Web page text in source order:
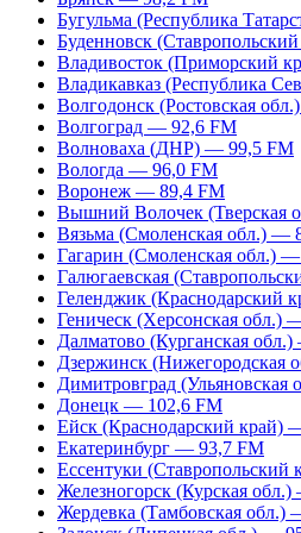
Бугульма (Республика
Буденновск
Владивосток (Приморский
Владикавказ (Республика
Волгодонск (Ростовская
Волгоград — 92,6 FM
Волноваха (ДНР) — 99,5 FM
Вологда — 96,0 FM
Воронеж — 89,4 FM
Вышний Волочек (Тверская
Вязьма (Смоленская обл.) —
Гагарин (Смоленская обл.)
Галюгаевская
Геленджик (Краснодарский
Геническ (Херсонская обл.)
Далматово (Курганская
Дзержинск (Нижегородская
Димитровград
Донецк — 102,6 FM
Ейск (Краснодарский край)
Екатеринбург — 93,7 FM
Ессентуки (Ставропольский
Железногорск (Курская
Жердевка (Тамбовская обл.)